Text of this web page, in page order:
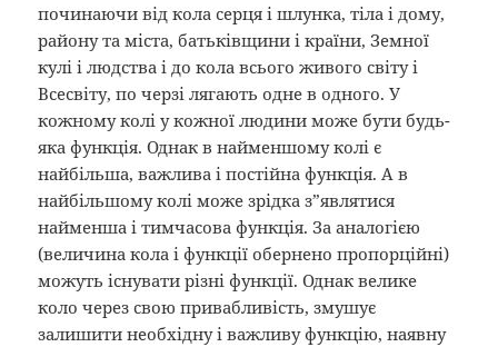
починаючи від кола серця і шлунка, тіла і дому,
району та міста, батьківщини і країни, Земної
кулі і людства і до кола всього живого світу і
Всесвіту, по черзі лягають одне в одного. У
кожному колі у кожної людини може бути будь-
яка функція. Однак в найменшому колі є
найбільша, важлива і постійна функція. А в
найбільшому колі може зрідка з”являтися
найменша і тимчасова функція. За аналогією
(величина кола і функції обернено пропорційні)
можуть існувати різні функції. Однак велике
коло через свою привабливість, змушує
залишити необхідну і важливу функцію, наявну